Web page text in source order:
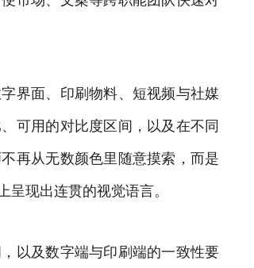
界面、印刷物料、短视频与社媒
可用的对比度区间，以及在不同
再从无数颜色里随意摸索，而是
现出连贯的视觉语言。
以及数字端与印刷端的一致性要